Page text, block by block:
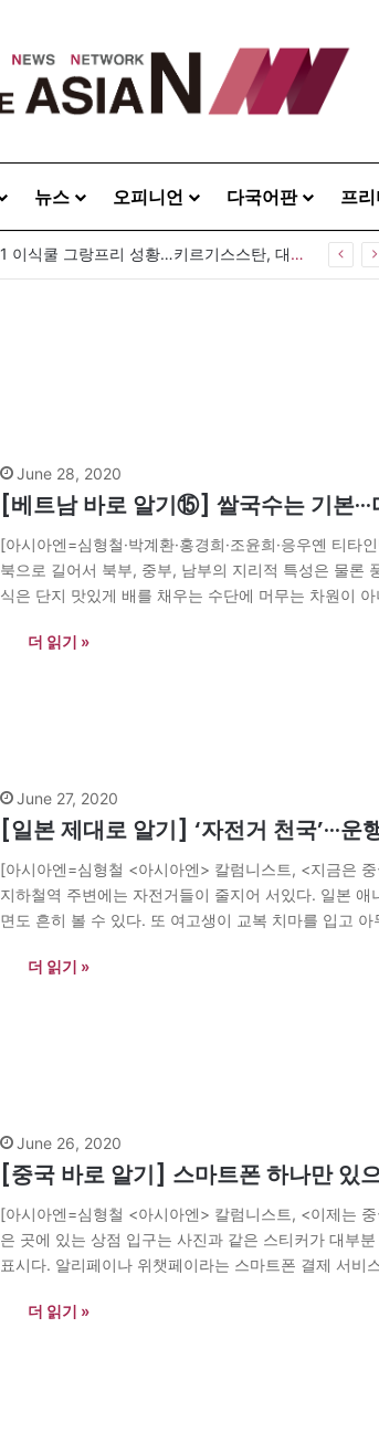
뉴스 오피니언 다국어판 프
중앙아시아 첫 수상 포뮬러1 이식쿨 그랑프리 성황…키르기스스탄, 대회 연례화 추진
June 28, 2020
[베트남 바로 알기⑮] 쌀국수는 기본···
[아시아엔=심형철·박계환·홍경희·조윤희·응우옌 티
북으로 길어서 북부, 중부, 남부의 지리적 특성은 물론
식은 단지 맛있게 배를 채우는 수단에 머무는 차원이
더 읽기 »
June 27, 2020
[일본 제대로 알기] ‘자전거 천국’···
[아시아엔=심형철 <아시아엔> 칼럼니스트, <지금은
지하철역 주변에는 자전거들이 줄지어 서있다. 일본
면도 흔히 볼 수 있다. 또 여고생이 교복 치마를 입고
더 읽기 »
June 26, 2020
[중국 바로 알기] 스마트폰 하나만 있
[아시아엔=심형철 <아시아엔> 칼럼니스트, <이제는
은 곳에 있는 상점 입구는 사진과 같은 스티커가 대부
표시다. 알리페이나 위챗페이라는 스마트폰 결제 서비
더 읽기 »